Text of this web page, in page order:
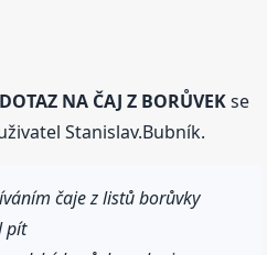
DOTAZ NA ČAJ Z BORŮVEKse
Stanislav.Bubník.
čaje z listů borůvky
pít